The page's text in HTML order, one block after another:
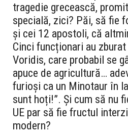
tragedie grecească,
specială, zici? Păi, să fie
și cei 12 apostoli, că
Cinci funcționari au
Voridis, care probabil se
apuce de agricultură…
furioși ca un Minotaur în
sunt hoți!”. Și cum să nu
UE par să fie fructul
modern?